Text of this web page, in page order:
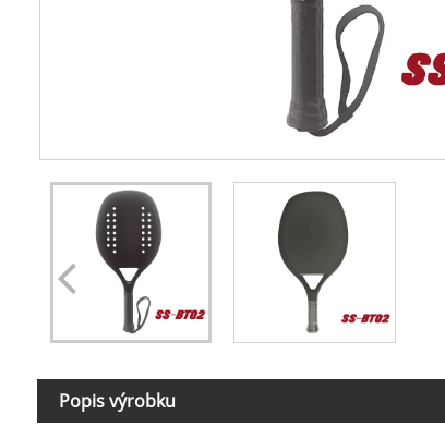
Popis výrobku